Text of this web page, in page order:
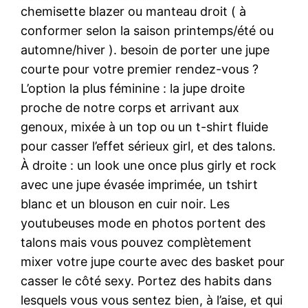
chemisette blazer ou manteau droit ( à
conformer selon la saison printemps/été ou
automne/hiver ). besoin de porter une jupe
courte pour votre premier rendez-vous ?
L’option la plus féminine : la jupe droite
proche de notre corps et arrivant aux
genoux, mixée à un top ou un t-shirt fluide
pour casser l’effet sérieux girl, et des talons.
À droite : un look une once plus girly et rock
avec une jupe évasée imprimée, un tshirt
blanc et un blouson en cuir noir. Les
youtubeuses mode en photos portent des
talons mais vous pouvez complètement
mixer votre jupe courte avec des basket pour
casser le côté sexy. Portez des habits dans
lesquels vous vous sentez bien, à l’aise, et qui